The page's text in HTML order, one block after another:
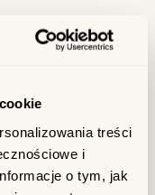
treści
i
o tym, jak
możecie być pewni
udowadnia, że ten
dopracowana i